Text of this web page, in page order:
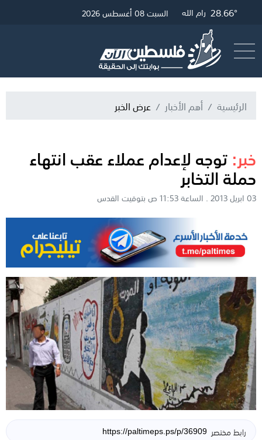
31.39° غزة 28.9° القدس28.66° رام الله السبت 08 أغسطس 2026
الرئيسية أهم الأخبار عرض الخبر
خبر:توجه لإعدام عملاء عقب انتهاء
حملة التخابر
03 ابريل 2013 . الساعة 11:53 ص بتوقيت القدس
رابط مختصر